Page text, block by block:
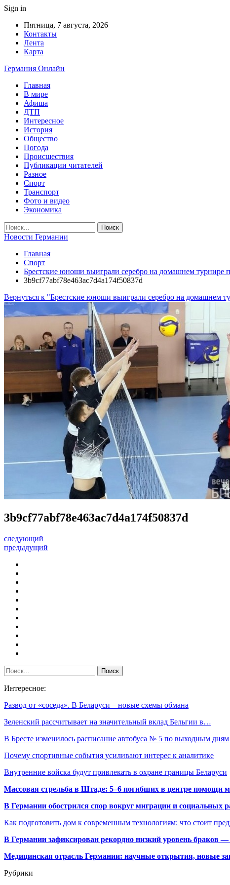
Sign in
Пятница, 7 августа, 2026
Контакты
Лента
Карта
Германия Онлайн
Главная
В мире
Афиша
ДТП
Интересное
История
Общество
Погода
Происшествия
Публикации читателей
Разное
Спорт
Транспорт
Фото и видео
Экономика
Новости Германии
Главная
Спорт
Брестские юноши выиграли серебро на домашнем турнире
3b9cf77abf78e463ac7d4a174f50837d
Вернуться к "Брестские юноши выиграли серебро на домашнем
3b9cf77abf78e463ac7d4a174f50837d
следующий
предыдущий
Интересное:
Развод от «соседа». В Беларуси – новые схемы обмана
Зеленский рассчитывает на значительный вклад Бельгии в…
В Бресте изменилось расписание автобуса № 5 по выходным дням
Почему спортивные события усиливают интерес к аналитике
Внутренние войска будут привлекать в охране границы Беларуси
Массовая стрельба в Штаде: 5–6 погибших в центре помощи
В Германии обострился спор вокруг миграции и социальных
Как подготовить дом к современным технологиям: что стоит
В Германии зафиксирован рекордно низкий уровень браков
Медицинская отрасль Германии: научные открытия, новые
Рубрики